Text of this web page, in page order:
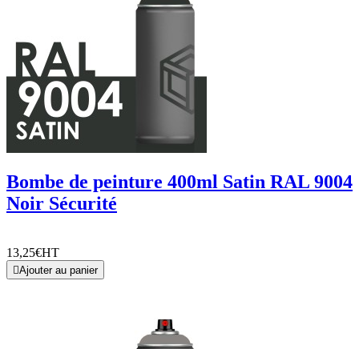
Bombe de peinture 400ml Satin RAL 9004
Noir Sécurité
13,25€HT
Ajouter au panier